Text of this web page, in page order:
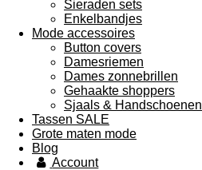
Sieraden sets
Enkelbandjes
Mode accessoires
Button covers
Damesriemen
Dames zonnebrillen
Gehaakte shoppers
Sjaals & Handschoenen
Tassen SALE
Grote maten mode
Blog
Account